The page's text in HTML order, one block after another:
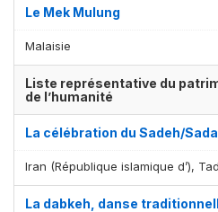
Le Mek Mulung
Malaisie
Liste représentative du
de l’humanité
La célébration du Sadeh/Sada
Iran (République islamique d’),
La dabkeh, danse